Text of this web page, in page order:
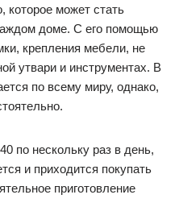
которое может стать
доме. С его помощью
крепления мебели, не
утвари и инструментах. В
по всему миру, однако,
по нескольку раз в день,
и приходится покупать
приготовление